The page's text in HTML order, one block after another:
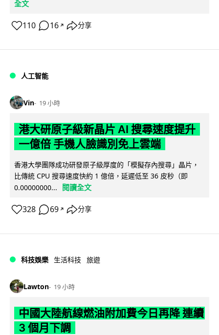
全文
110 16 ↗ 分享
人工智能
Vin 19 小時
港大研原子級新晶片 AI 搜尋速度提升
一億倍 手機人臉識別免上雲端
香港大學團隊成功研發原子級厚度的「模擬存內搜尋」晶片，
比傳統 CPU 搜尋速度快約 1 億倍，延遲低至 36 皮秒（即
0.00000000...
閱讀全文
328 69 ↗ 分享
科技娛樂 生活科技 旅遊
Lawton 19 小時
中國大陸航線燃油附加費今日再降 連續
3 個月下調